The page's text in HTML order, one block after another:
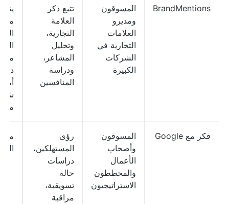
BrandMentions
المسوقون
ومديرو
العلامات
التجارية في
الشركات
الكبيرة
تتبع ذكر
العلامة
التجارية،
وتحليل
المشاعر،
ودراسة
المنافسين
فكر مع Google
المسوقون
وأصحاب
الأعمال
والمخططون
الاستراتيجيون
رؤى
المستهلكين،
دراسات
حالة
تسويقية،
مراقبة
الأبد